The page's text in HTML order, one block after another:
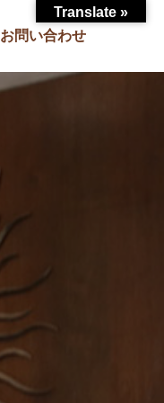
お問い合わせ
Translate »